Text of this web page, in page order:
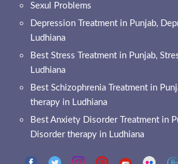
Sexul Problems
Depression Treatment in Punjab,
Ludhiana
Best Stress Treatment in Punjab,
Ludhiana
Best Schizophrenia Treatment in
therapy in Ludhiana
Best Anxiety Disorder Treatment in
Disorder therapy in Ludhiana